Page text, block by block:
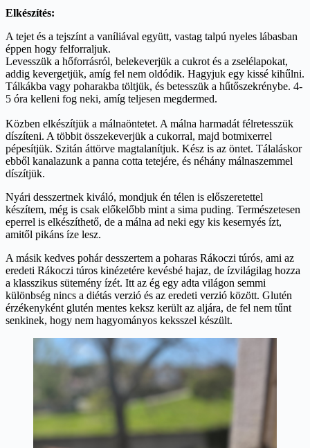
Elkészítés:
A tejet és a tejszínt a vaníliával együtt, vastag talpú nyeles lábasban
éppen hogy felforraljuk.
Levesszük a hőforrásról, belekeverjük a cukrot és a zselélapokat,
addig kevergetjük, amíg fel nem oldódik. Hagyjuk egy kissé kihűlni.
Tálkákba vagy poharakba töltjük, és betesszük a hűtőszekrénybe. 4-
5 óra kelleni fog neki, amíg teljesen megdermed.
Közben elkészítjük a málnaöntetet. A málna harmadát félretesszük
díszíteni. A többit összekeverjük a cukorral, majd botmixerrel
pépesítjük. Szitán áttörve magtalanítjuk. Kész is az öntet. Tálaláskor
ebből kanalazunk a panna cotta tetejére, és néhány málnaszemmel
díszítjük.
Nyári desszertnek kiváló, mondjuk én télen is előszeretettel
készítem, még is csak előkelőbb mint a sima puding. Természetesen
eperrel is elkészíthető, de a málna ad neki egy kis kesernyés ízt,
amitől pikáns íze lesz.
A másik kedves pohár desszertem a poharas Rákoczi túrós, ami az
eredeti Rákoczi túros kinézetére kevésbé hajaz, de ízvilágilag hozza
a klasszikus sütemény ízét. Itt az ég egy adta világon semmi
különbség nincs a diétás verzió és az eredeti verzió között. Glutén
érzékenyként glutén mentes keksz került az aljára, de fel nem tűnt
senkinek, hogy nem hagyományos keksszel készült.